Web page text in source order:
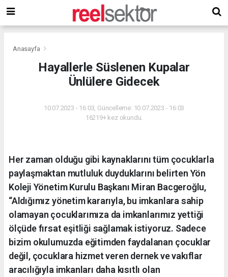
Anasayfa
Hayallerle Süslenen Kupalar
Ünlülere Gidecek
10.07.2023 - 16:03, Güncelleme: 10.07.2023 - 16:03
16219+ kez okundu.
Her zaman olduğu gibi kaynaklarını tüm çocuklarla
paylaşmaktan mutluluk duyduklarını belirten Yön
Koleji Yönetim Kurulu Başkanı Miran Bacgeroğlu,
“Aldığımız yönetim kararıyla, bu imkanlara sahip
olamayan çocuklarımıza da imkanlarımız yettiği
ölçüde fırsat eşitliği sağlamak istiyoruz. Sadece
bizim okulumuzda eğitimden faydalanan çocuklar
değil, çocuklara hizmet veren dernek ve vakıflar
aracılığıyla imkanları daha kısıtlı olan